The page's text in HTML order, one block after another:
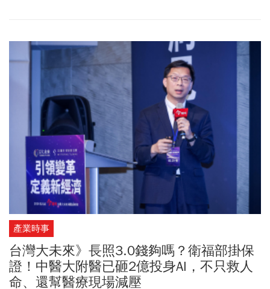
產業時事
台灣大未來》長照3.0錢夠嗎？衛福部掛保
證！中醫大附醫已砸2億投身AI，不只救人
命、還幫醫療現場減壓